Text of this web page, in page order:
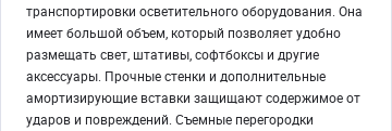
транспортировки осветительного оборудования. Она
имеет большой объем, который позволяет удобно
размещать свет, штативы, софтбоксы и другие
аксессуары. Прочные стенки и дополнительные
амортизирующие вставки защищают содержимое от
ударов и повреждений. Съемные перегородки